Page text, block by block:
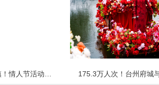
175.3万人次！台州府城